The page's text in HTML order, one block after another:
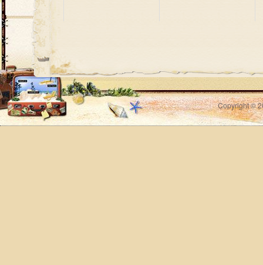
Copyright ©